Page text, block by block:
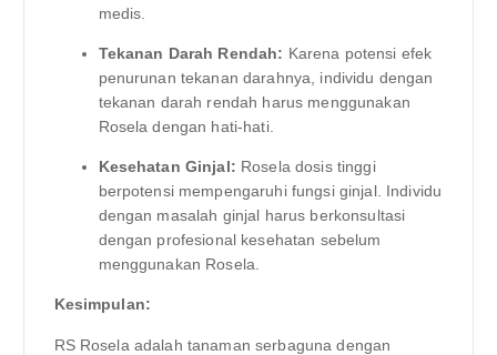
medis.
Tekanan Darah Rendah: Karena potensi efek
penurunan tekanan darahnya, individu dengan
tekanan darah rendah harus menggunakan
Rosela dengan hati-hati.
Kesehatan Ginjal: Rosela dosis tinggi
berpotensi mempengaruhi fungsi ginjal. Individu
dengan masalah ginjal harus berkonsultasi
dengan profesional kesehatan sebelum
menggunakan Rosela.
Kesimpulan:
RS Rosela adalah tanaman serbaguna dengan